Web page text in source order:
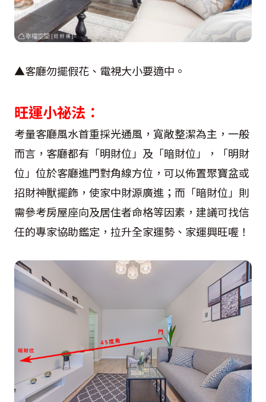
▲客廳勿擺假花、電視大小要適中。
旺運小祕法：
考量客廳風水首重採光通風，寬敞整潔為主，一般
而言，客廳都有「明財位」及「暗財位」，「明財
位」位於客廳進門對角線方位，可以佈置聚寶盆或
招財神獸擺飾，使家中財源廣進；而「暗財位」則
需參考房屋座向及居住者命格等因素，建議可找信
任的專家協助鑑定，拉升全家運勢、家運興旺喔！